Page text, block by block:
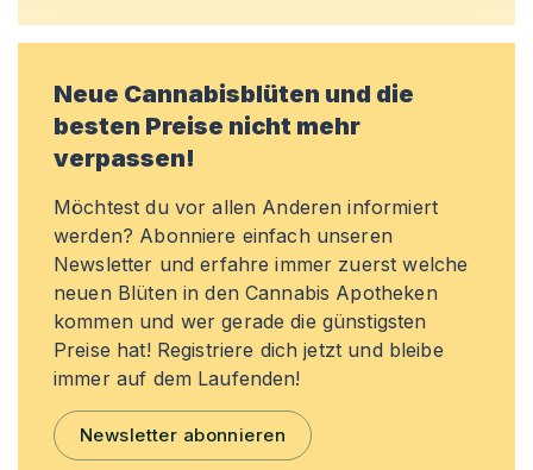
Neue Cannabisblüten und die
besten Preise nicht mehr
verpassen!
Möchtest du vor allen Anderen informiert
werden? Abonniere einfach unseren
Newsletter und erfahre immer zuerst welche
neuen Blüten in den Cannabis Apotheken
kommen und wer gerade die günstigsten
Preise hat! Registriere dich jetzt und bleibe
immer auf dem Laufenden!
Newsletter abonnieren